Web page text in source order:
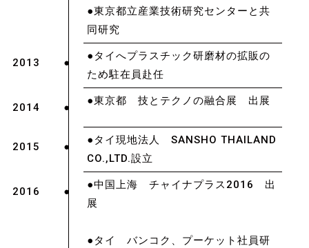
●東京都立産業技術研究センターと共
同研究
2013
●タイへプラスチック研磨材の拡販の
ため駐在員赴任
2014
●東京都 技とテクノの融合展 出展
2015
●タイ現地法人 SANSHO THAILAND
CO.,LTD.設立
2016
●中国上海 チャイナプラス2016 出
展
●タイ バンコク、プーケット社員研